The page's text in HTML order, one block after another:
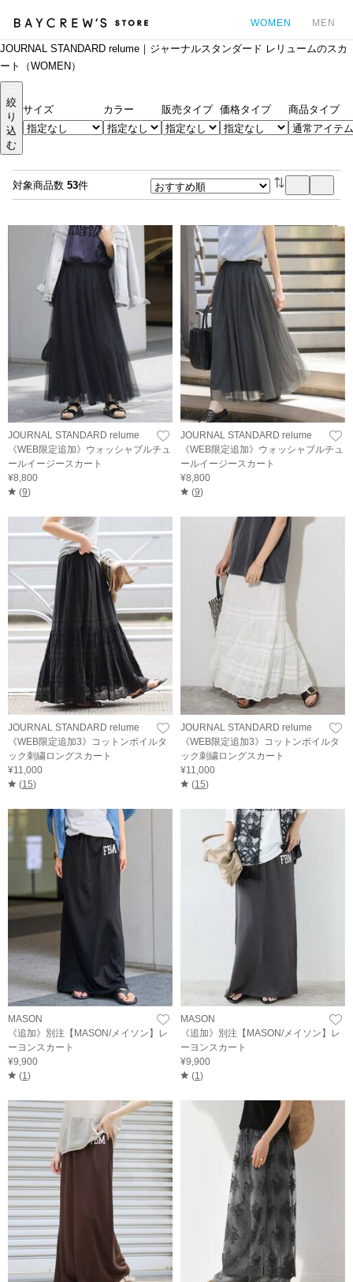
WOMEN MEN
JOURNAL STANDARD relume｜ジャーナルスタンダード レリュームのスカ
ート（WOMEN）
絞
り
込
む
サイズ カラー 販売タイプ 価格タイプ 商品タイプ
対象商品数 53件
JOURNAL STANDARD relume
《WEB限定追加》ウォッシャブルチュ
ールイージースカート
¥8,800
(9)
JOURNAL STANDARD relume
《WEB限定追加》ウォッシャブルチュ
ールイージースカート
¥8,800
(9)
JOURNAL STANDARD relume
《WEB限定追加3》コットンボイルタ
ック刺繍ロングスカート
¥11,000
(15)
JOURNAL STANDARD relume
《WEB限定追加3》コットンボイルタ
ック刺繍ロングスカート
¥11,000
(15)
MASON
《追加》別注【MASON/メイソン】レ
ーヨンスカート
¥9,900
(1)
MASON
《追加》別注【MASON/メイソン】レ
ーヨンスカート
¥9,900
(1)